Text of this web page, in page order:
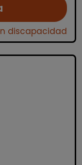
discapacidad